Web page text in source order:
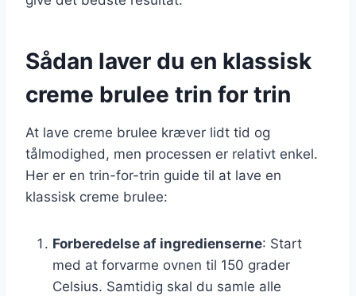
Sådan laver du en klassisk
creme brulee trin for trin
At lave creme brulee kræver lidt tid og
tålmodighed, men processen er relativt enkel.
Her er en trin-for-trin guide til at lave en
klassisk creme brulee:
Forberedelse af ingredienserne: Start
med at forvarme ovnen til 150 grader
Celsius. Samtidig skal du samle alle